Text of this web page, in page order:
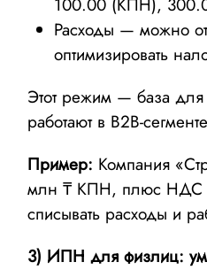
100.00 (КПН),
Расходы — можно
оптимизировать
Этот режим — база для
работают в B2B-
Пример: Компания
млн ₸ КПН, плюс НДС и
списывать расходы и
3) ИПН для физлиц: